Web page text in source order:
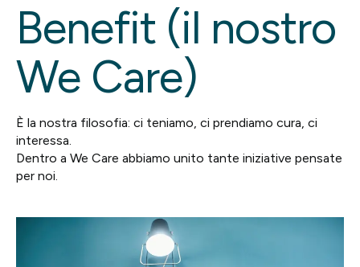
Bridge
Tech
Chi Siamo
Benefit (il nostro
We Care)
È la nostra filosofia: ci teniamo, ci prendiamo cura, ci
interessa.
Dentro a We Care abbiamo unito tante iniziative pensate
per noi.